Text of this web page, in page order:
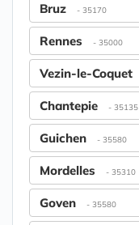
Bruz - 35170
Rennes - 35000
Vezin-le-Coquet
Chantepie - 35135
Guichen - 35580
Mordelles - 35310
Goven - 35580